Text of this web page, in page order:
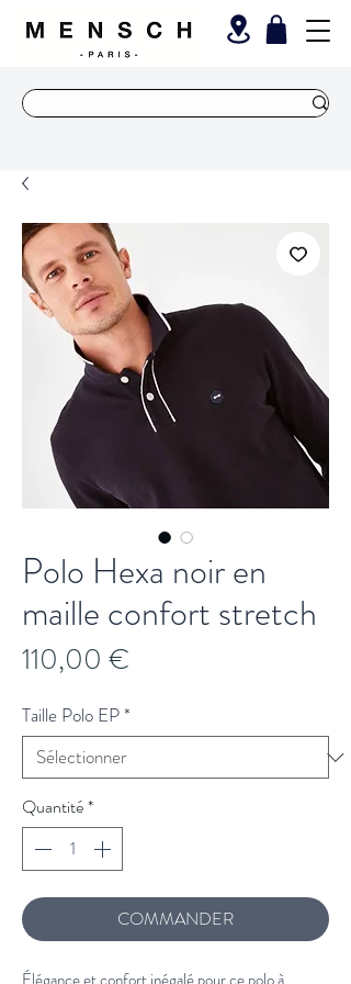
Polo Hexa noir en
maille confort stretch
110,00 €
Taille Polo EP*
Quantité*
COMMANDER